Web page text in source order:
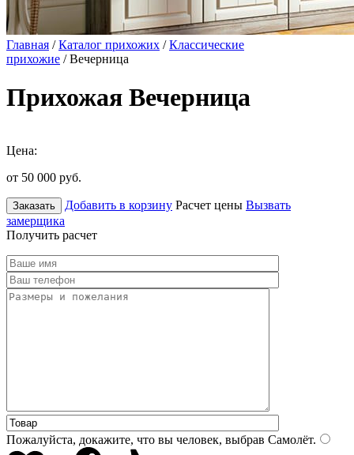
Главная /Каталог прихожих /Классические
прихожие / Вечерница
Прихожая Вечерница
Цена:
от 50 000 руб.
Заказать Добавить в корзину Расчет цены Вызвать
замерщика
Получить расчет
Пожалуйста, докажите, что вы человек, выбрав Самолёт.